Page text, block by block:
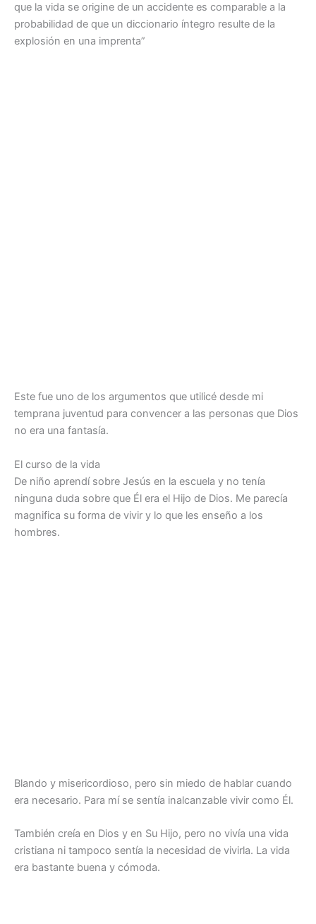
que la vida se origine de un accidente es comparable a la
probabilidad de que un diccionario íntegro resulte de la
explosión en una imprenta”
Este fue uno de los argumentos que utilicé desde mi
temprana juventud para convencer a las personas que Dios
no era una fantasía.
El curso de la vida
De niño aprendí sobre Jesús en la escuela y no tenía
ninguna duda sobre que Él era el Hijo de Dios. Me parecía
magnifica su forma de vivir y lo que les enseño a los
hombres.
Blando y misericordioso, pero sin miedo de hablar cuando
era necesario. Para mí se sentía inalcanzable vivir como Él.
También creía en Dios y en Su Hijo, pero no vivía una vida
cristiana ni tampoco sentía la necesidad de vivirla. La vida
era bastante buena y cómoda.